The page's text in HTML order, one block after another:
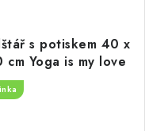
s potiskem 40 x
cm Yoga is my love